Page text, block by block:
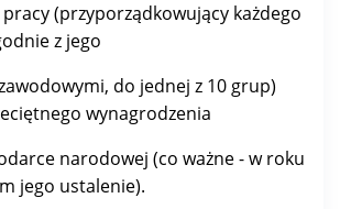
pracy (przyporządkowujący każdego
z jego
do jednej z 10 grup)
wynagrodzenia
narodowej (co ważne - w roku
jego ustalenie).